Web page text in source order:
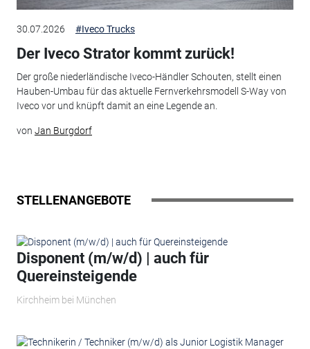
30.07.2026 #Iveco Trucks
Der Iveco Strator kommt zurück!
Der große niederländische Iveco-Händler Schouten, stellt einen
Hauben-Umbau für das aktuelle Fernverkehrsmodell S-Way von
Iveco vor und knüpft damit an eine Legende an.
von Jan Burgdorf
STELLENANGEBOTE
Disponent (m/w/d) | auch für
Quereinsteigende
Kirchheim bei München